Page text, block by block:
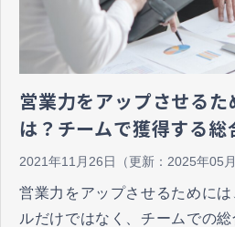
営業力をアップさせるた
は？チームで獲得する総
2021年11月26日 （更新： 2025年05
営業力をアップさせるために
ルだけではなく、チームでの